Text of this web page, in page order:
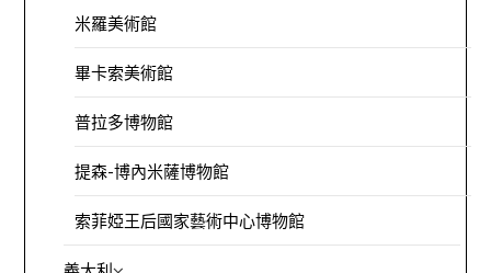
米羅美術館
畢卡索美術館
普拉多博物館
提森-博內米薩博物館
索菲婭王后國家藝術中心博物館